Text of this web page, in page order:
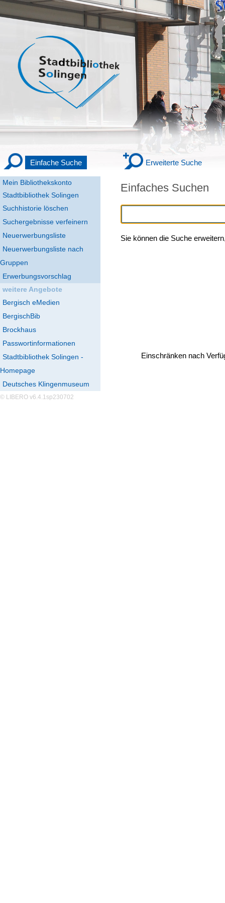
Mein Bibliothekskonto
Stadtbibliothek Solingen
Einfache Suche Erweiterte Suche
Suchhistorie löschen
Suchergebnisse verfeinern
Neuerwerbungsliste
Neuerwerbungsliste nach
Gruppen
Erwerbungsvorschlag
weitere Angebote
Bergisch eMedien
BergischBib
Brockhaus
Passwortinformationen
Stadtbibliothek Solingen -
Homepage
Deutsches Klingenmuseum
© LIBERO v6.4.1sp230702
Einfaches Suchen
Sie können die Suche
Einschränken nach